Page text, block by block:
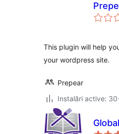
This plugin will help
your wordpress site.
Prepear
Instalări active: